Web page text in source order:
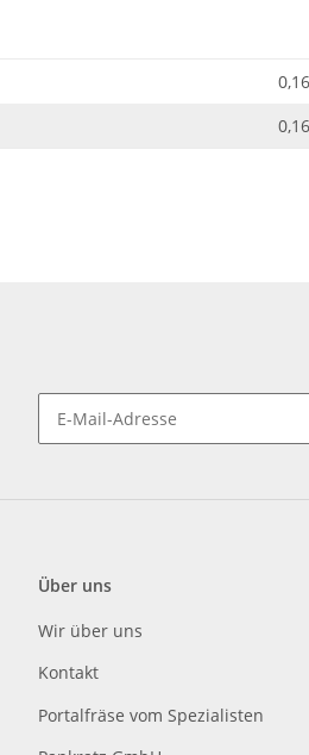
0,16
Über uns
Wir über uns
Kontakt
Portalfräse vom Spezialisten